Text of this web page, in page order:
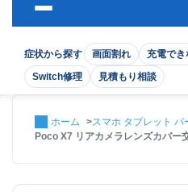
症状から探す 画面割れ 充電でき
Switch修理
見積もり相談
ホーム スマホ タブレット パ
Poco X7 リアカメラレンズカバー